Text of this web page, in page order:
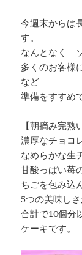
今週末からは
す。
なんとなく
多くのお客様
など
【朝摘み完熟
濃厚なチョコ
なめらかな生
甘酸っぱい苺
ちごを包み込
5つの美味しさ
合計で10個分
ケーキです。